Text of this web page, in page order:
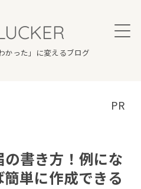
かった」に変えるブログ

書き方！例にな
単に作成できる